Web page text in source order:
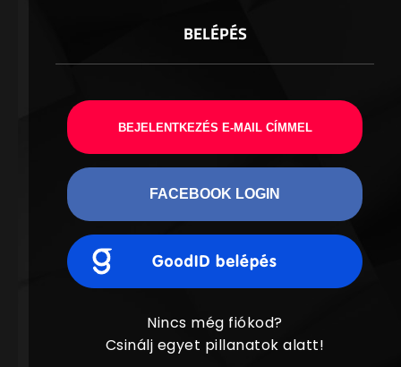
BELÉPÉS
BEJELENTKEZÉS E-MAIL CÍMMEL
FACEBOOK LOGIN
Nincs még fiókod?
Csinálj egyet pillanatok alatt!